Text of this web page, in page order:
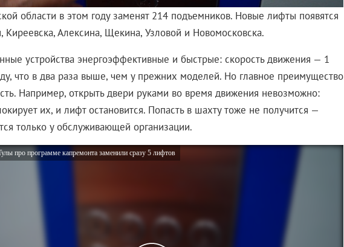
области в этом году заменят 214 подъемников. Новые лифты появятся
Киреевска, Алексина, Щекина, Узловой и Новомосковска.
устройства энергоэффективные и быстрые: скорость движения — 1
что в два раза выше, чем у прежних моделей. Но главное преимущество
Например, открыть двери руками во время движения невозможно:
их, и лифт остановится. Попасть в шахту тоже не получится —
только у обслуживающей организации.
про программе капремонта заменили сразу 5 лифтов